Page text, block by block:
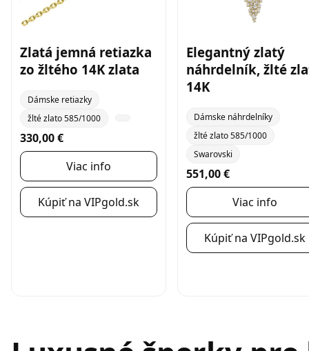
Zlatá jemná retiazka
zo žltého 14K zlata
Dámske retiazky
žlté zlato 585/1000
330,00 €
Viac info
Kúpiť na VIPgold.sk
Elegantný zlatý
náhrdelník, žlté
14K
Dámske náhrdelníky
žlté zlato 585/1000
Swarovski
551,00 €
Viac info
Kúpiť na VIPgold.sk